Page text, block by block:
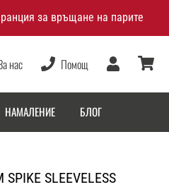
за връщане на парите
нас Помощ
Потребител
НАМАЛЕНИЕ БЛОГ
SLEEVELESS